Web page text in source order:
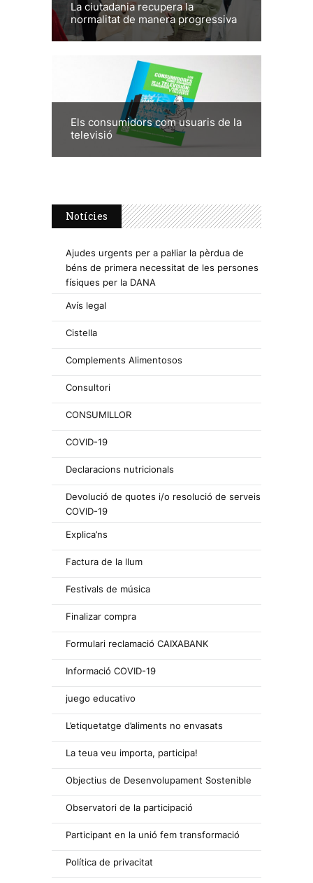
La ciutadania recupera la
normalitat de manera progressiva
Els consumidors com usuaris de la
televisió
Notícies
Ajudes urgents per a pal·liar la pèrdua de
béns de primera necessitat de les persones
físiques per la DANA
Avís legal
Cistella
Complements Alimentosos
Consultori
CONSUMILLOR
COVID-19
Declaracions nutricionals
Devolució de quotes i/o resolució de serveis
COVID-19
Explica’ns
Factura de la llum
Festivals de música
Finalizar compra
Formulari reclamació CAIXABANK
Informació COVID-19
juego educativo
L’etiquetatge d’aliments no envasats
La teua veu importa, participa!
Objectius de Desenvolupament Sostenible
Observatori de la participació
Participant en la unió fem transformació
Política de privacitat